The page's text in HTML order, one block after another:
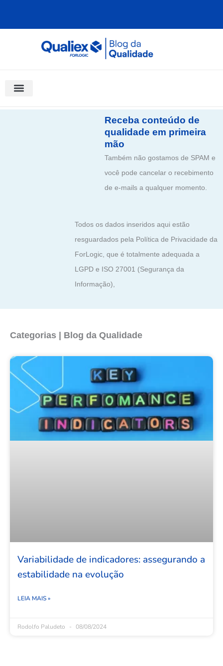
Receba conteúdo de
qualidade em primeira
mão
Também não gostamos de SPAM e
você pode cancelar o recebimento
de e-mails a qualquer momento.
Todos os dados inseridos aqui estão
resguardados pela Política de Privacidade da
ForLogic, que é totalmente adequada a
LGPD e ISO 27001 (Segurança da
Informação),
Categorias | Blog da Qualidade
Variabilidade de indicadores: assegurando a
estabilidade na evolução
LEIA MAIS »
Rodolfo Paludeto 08/08/2024